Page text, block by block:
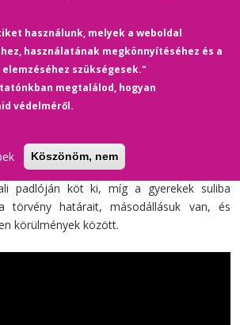
használunk, melyek a weboldal
használatának megkönnyítéséhez és a
szükségesek."
megtalálod, hogyan
védelméről.
Köszönöm, nem
amerikai, dráma, vígjáték, sorozat,
amerikai változata, melyben egy
Gallagherék szórakoztató
figyelemmel. Az egészet ez jellemzi. A
mindennapok. Az apuka alkoholista, aki
padlóján köt ki, míg a gyerekek suliba
törvény határait, másodállásuk van, és
körülmények között.